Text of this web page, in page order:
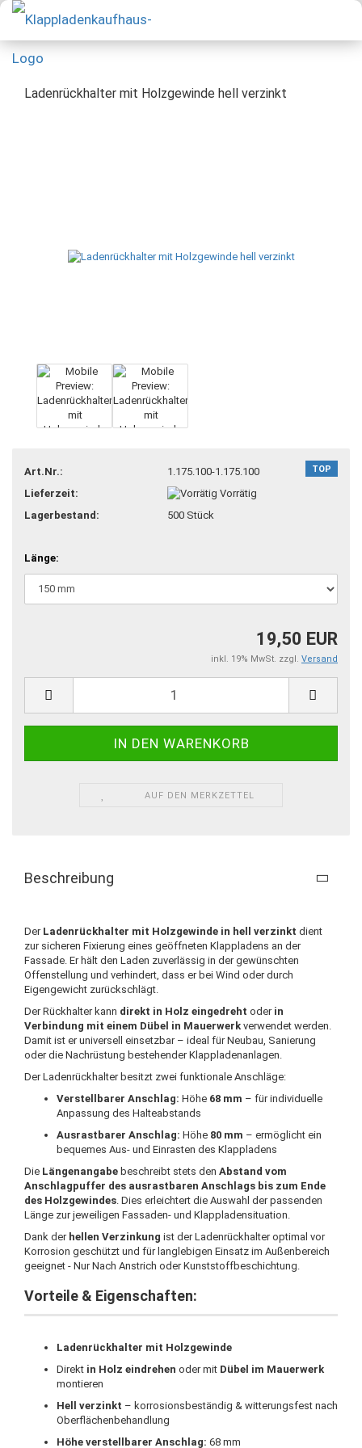
Ladenrückhalter mit Holzgewinde hell verzinkt
TOP
Art.Nr.:
1.175.100-1.175.100
Lieferzeit:
Vorrätig
Lagerbestand:
500 Stück
Länge:
19,50 EUR
inkl. 19% MwSt. zzgl. Versand
AUF DEN MERKZETTEL
Beschreibung
Der Ladenrückhalter mit Holzgewinde in hell verzinkt dient
zur sicheren Fixierung eines geöffneten Klappladens an der
Fassade. Er hält den Laden zuverlässig in der gewünschten
Offenstellung und verhindert, dass er bei Wind oder durch
Eigengewicht zurückschlägt.
Der Rückhalter kann direkt in Holz eingedreht oder in
Verbindung mit einem Dübel in Mauerwerk verwendet werden.
Damit ist er universell einsetzbar – ideal für Neubau, Sanierung
oder die Nachrüstung bestehender Klappladenanlagen.
Der Ladenrückhalter besitzt zwei funktionale Anschläge:
Verstellbarer Anschlag: Höhe 68 mm – für individuelle
Anpassung des Halteabstands
Ausrastbarer Anschlag: Höhe 80 mm – ermöglicht ein
bequemes Aus- und Einrasten des Klappladens
Die Längenangabe beschreibt stets den Abstand vom
Anschlagpuffer des ausrastbaren Anschlags bis zum Ende
des Holzgewindes . Dies erleichtert die Auswahl der passenden
Länge zur jeweiligen Fassaden- und Klappladensituation.
Dank der hellen Verzinkung ist der Ladenrückhalter optimal vor
Korrosion geschützt und für langlebigen Einsatz im Außenbereich
geeignet - Nur Nach Anstrich oder Kunststoffbeschichtung.
Vorteile & Eigenschaften:
Ladenrückhalter mit Holzgewinde
Direkt in Holz eindrehen oder mit Dübel im Mauerwerk
montieren
Hell verzinkt – korrosionsbeständig & witterungsfest nach
Oberflächenbehandlung
Höhe verstellbarer Anschlag: 68 mm